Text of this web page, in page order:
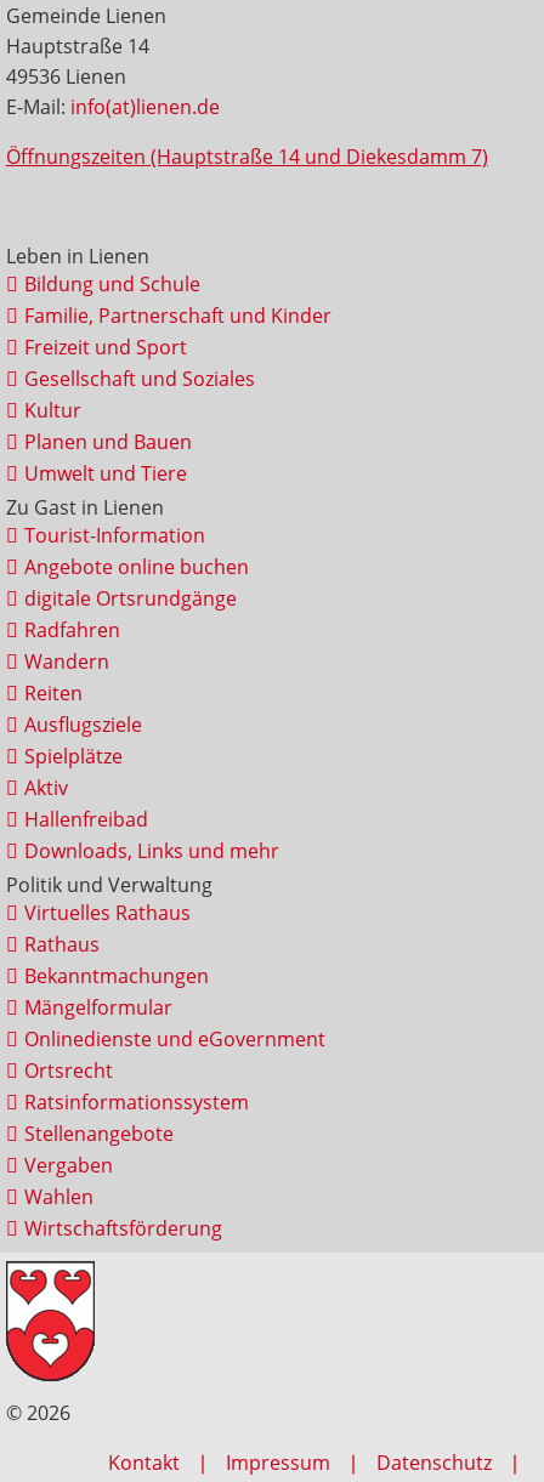
Gemeinde Lienen
Hauptstraße 14
49536 Lienen
E-Mail: info(at)lienen.de
Öffnungszeiten (Hauptstraße 14 und Diekesdamm 7)
Leben in Lienen
Bildung und Schule
Familie, Partnerschaft und Kinder
Freizeit und Sport
Gesellschaft und Soziales
Kultur
Planen und Bauen
Umwelt und Tiere
Zu Gast in Lienen
Tourist-Information
Angebote online buchen
digitale Ortsrundgänge
Radfahren
Wandern
Reiten
Ausflugsziele
Spielplätze
Aktiv
Hallenfreibad
Downloads, Links und mehr
Politik und Verwaltung
Virtuelles Rathaus
Rathaus
Bekanntmachungen
Mängelformular
Onlinedienste und eGovernment
Ortsrecht
Ratsinformationssystem
Stellenangebote
Vergaben
Wahlen
Wirtschaftsförderung
© 2026
Kontakt
Impressum Datenschutz